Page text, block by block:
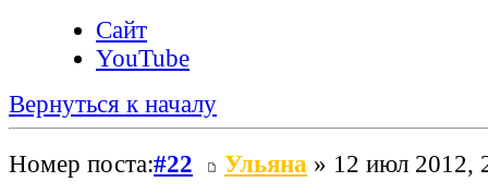
Сайт
YouTube
Вернуться к началу
Номер поста:#22 Ульяна » 12 июл 2012,